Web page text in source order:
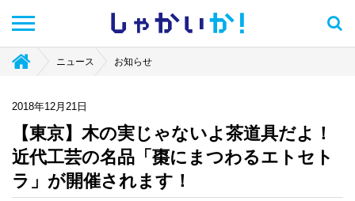
しゃかい か！
ニュース お知らせ
2018年12月21日
【東京】木の実じゃないよ茶道具だよ！
近代工芸の名品「棗にまつわるエトセト
ラ」が開催されます！